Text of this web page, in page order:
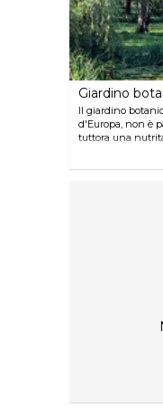
Giardino
Il giardino
d'Europa, non è
tuttora una
ogni parte del
oltre 380 specie